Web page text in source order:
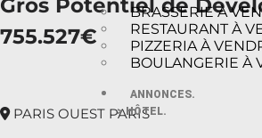
BRASSERIE À
RESTAURANT À
PIZZERIA À
BOULANGERIE À
ANNONCES.
> HÔTEL.
Gros Potentiel de
755.527€
PARIS OUEST PARIS